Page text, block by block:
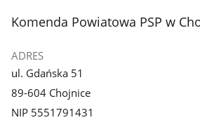
stopka
Komenda Powiatowa PSP w
ADRES
ul. Gdańska 51
89-604 Chojnice
NIP 5551791431